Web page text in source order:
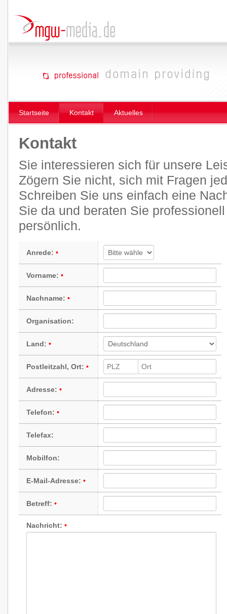
Startseite Kontakt Aktuelles
Kontakt
Sie interessieren sich für unsere
Zögern Sie nicht, sich mit Fragen
Schreiben Sie uns einfach eine
Sie da und beraten Sie
persönlich.
Anrede:
Vorname:
Nachname:
Organisation:
Land:
Postleitzahl, Ort:
Adresse:
Telefon:
Telefax:
Mobilfon:
E-Mail-Adresse:
Betreff:
Nachricht: